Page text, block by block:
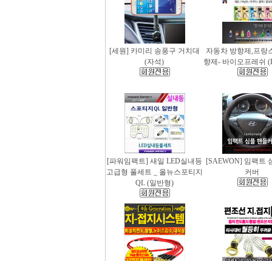
[세원] 카미리 송풍구 거치대
(자석)
자동차 방향제,프랑
향제- 바이오프레쉬
[파워임팩트] 새일 LED실내등
고급형 풀세트 _ 올뉴스포티지
QL (일반형)
[SAEWON] 임팩트
커버